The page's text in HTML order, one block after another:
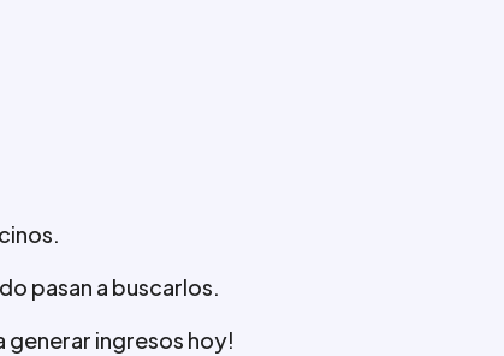
pasan a buscarlos.
generar ingresos hoy!